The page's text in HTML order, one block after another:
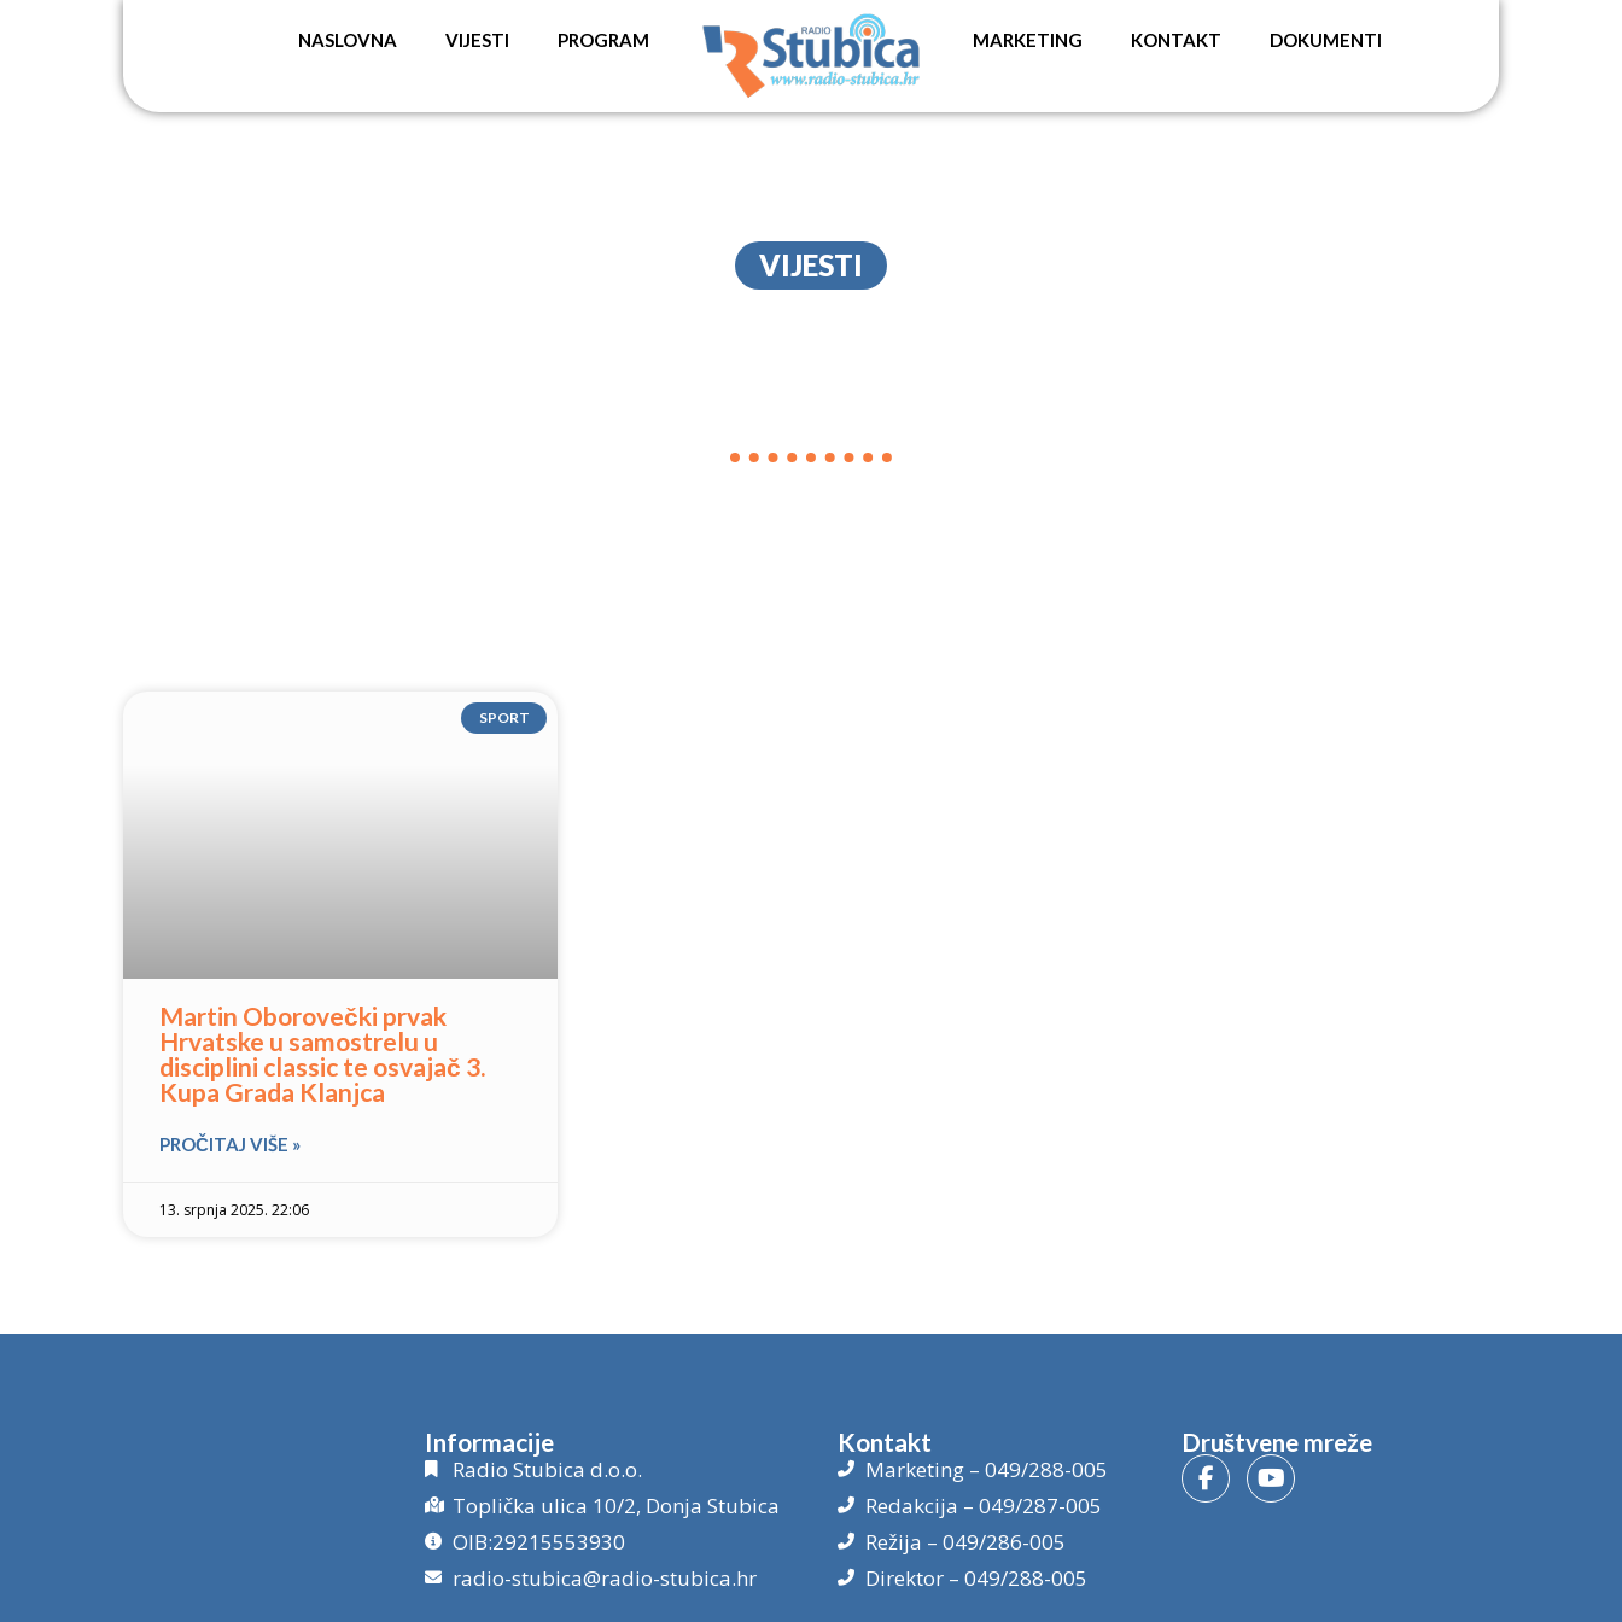
NASLOVNA VIJESTI PROGRAM MARKETING KONTAKT DOKUMENTI
VIJESTI
SPORT
Martin Oborovečki prvak
Hrvatske u samostrelu u
disciplini classic te osvajač 3.
Kupa Grada Klanjca
PROČITAJ VIŠE »
13. srpnja 2025. 22:06
Informacije
Radio Stubica d.o.o.
Toplička ulica 10/2, Donja Stubica
OIB:29215553930
radio-stubica@radio-stubica.hr
Kontakt
Marketing – 049/288-005
Redakcija – 049/287-005
Režija – 049/286-005
Direktor – 049/288-005
Društvene mreže